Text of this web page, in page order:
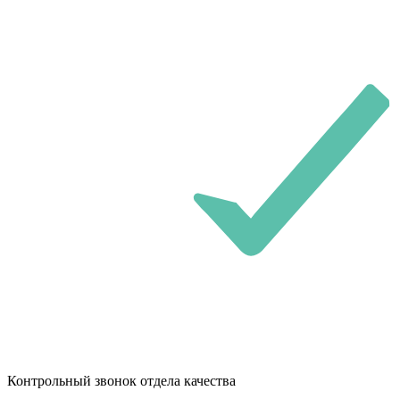
Контрольный звонок отдела качества